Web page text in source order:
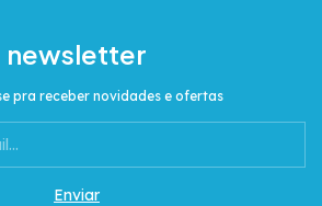
newsletter
pra receber novidades e ofertas